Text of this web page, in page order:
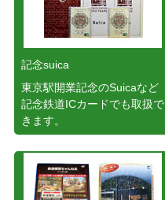
記念suica
東京駅開業記念のSuicaなど
記念鉄道ICカードでも取扱で
きます。